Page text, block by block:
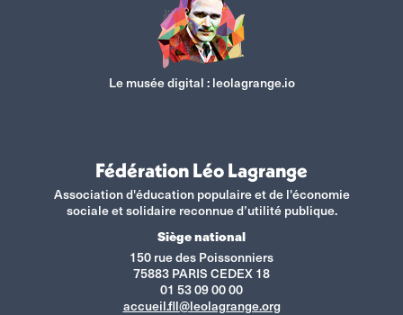
Le musée digital : leolagrange.io
Fédération Léo Lagrange
Association d'éducation populaire et de l'économie
sociale et solidaire reconnue d’utilité publique.
Siège national
150 rue des Poissonniers
75883 PARIS CEDEX 18
01 53 09 00 00
accueil.fll@leolagrange.org